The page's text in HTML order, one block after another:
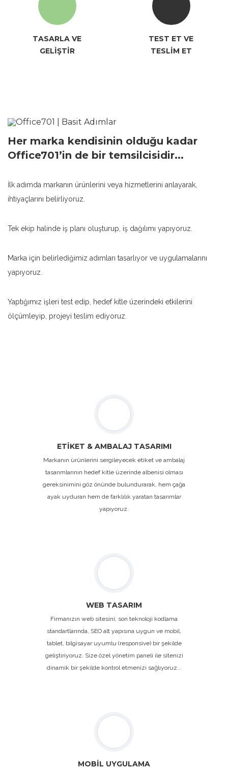
TASARLA VE
GELİŞTİR
TEST ET VE
TESLİM ET
Her marka kendisinin olduğu kadar
Office701’in de bir temsilcisidir...
İlk adımda markanın ürünlerini veya hizmetlerini anlayarak,
ihtiyaçlarını belirliyoruz.
Tek ekip halinde iş planı oluşturup, iş dağılımı yapıyoruz.
Marka için belirlediğimiz adımları tasarlıyor ve uygulamalarını
yapıyoruz.
Yaptığımız işleri test edip, hedef kitle üzerindeki etkilerini
ölçümleyip, projeyi teslim ediyoruz.
ETİKET & AMBALAJ TASARIMI
Markanın ürünlerini sergileyecek etiket ve ambalaj
tasarımlarının hedef kitle üzerinde albenisi olması
gereksinimini göz önünde bulundurarak, hem çağa
ayak uyduran hem de farklılık yaratan tasarımlar
yapıyoruz.
WEB TASARIM
Firmanızın web sitesini; son teknoloji kodlama
standartlarında, SEO alt yapısına uygun ve mobil,
tablet, bilgisayar uyumlu (responsive) bir şekilde
geliştiriyoruz. Size özel yönetim paneli ile sitenizi
dinamik bir şekilde kontrol etmenizi sağlıyoruz...
MOBİL UYGULAMA